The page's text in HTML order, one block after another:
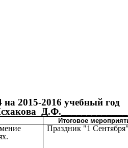
2015-2016 учебный год
Итоговое
Праздник "1 Сентября"